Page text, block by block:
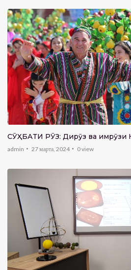
CӮҲБАТИ РӮЗ: Дирӯз ва имрӯзи
admin 27 марта, 2024 0view